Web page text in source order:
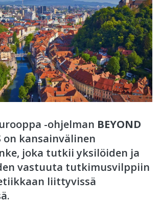
-ohjelman BEYOND
on kansainvälinen
joka tutkii yksilöiden ja
vastuuta tutkimusvilppiin
liittyvissä